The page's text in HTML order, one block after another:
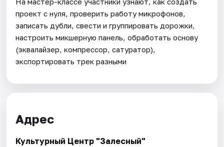
проект с нуля, проверить работу микрофонов,
записать дубли, свести и группировать дорожки,
настроить микшерную панель, обработать основу
(эквалайзер, компрессор, сатуратор),
экспортировать трек разными
Адрес
Культурный Центр "Залесный"